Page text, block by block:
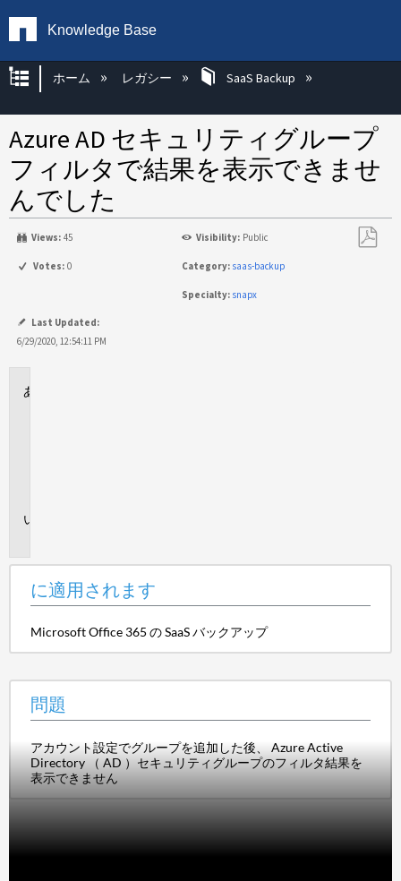
Knowledge Base
グローバル階層を展開/折りたたむ
ホーム レガシー SaaS Backup
Azure AD セキュリティグループ
フィルタで結果を表示できませ
んでした
Views: 45 Visibility: Public
Votes: 0 Category: saas-backup
Specialty: snapx
Last Updated:
6/29/2020, 12:54:11 PM
に適用されます
Microsoft Office 365 の SaaS バックアップ
問題
アカウント設定でグループを追加した後、 Azure Active
Directory （ AD ）セキュリティグループのフィルタ結果を
表示できません